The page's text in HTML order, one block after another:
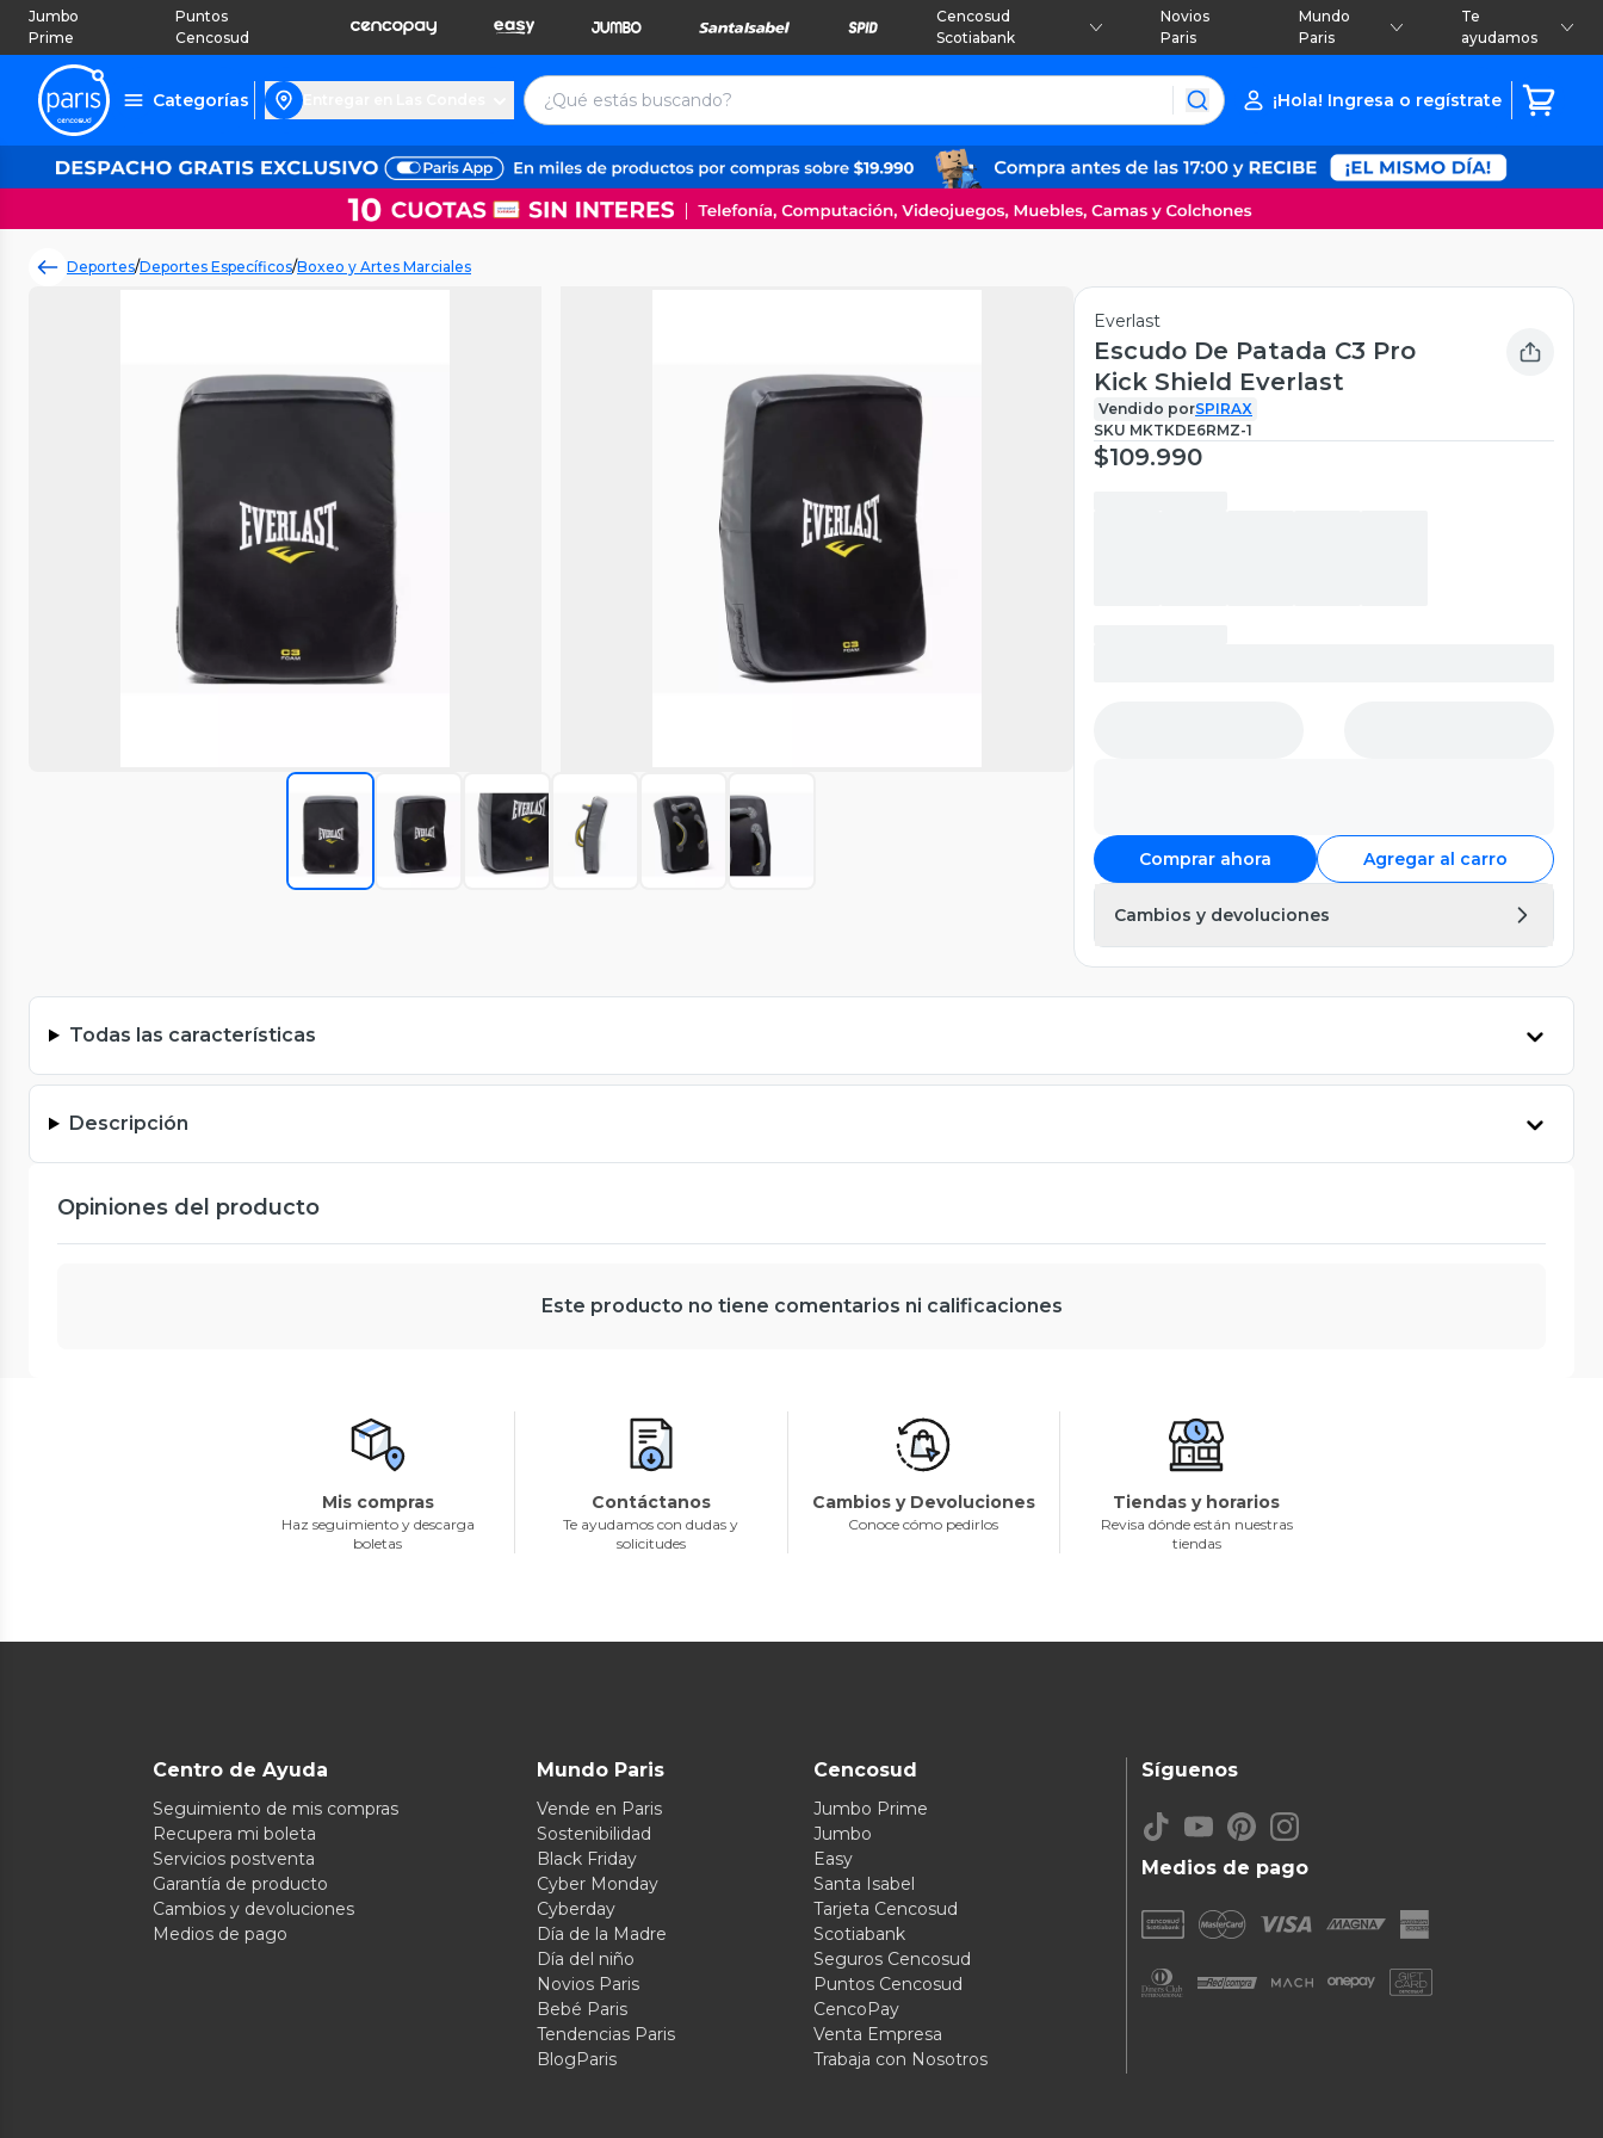
Jumbo
Prime
Puntos
Cencosud
Cencosud
Scotiabank
Novios
Paris
Mundo
Paris
Te
ayudamos
Categorías ¡Hola! Ingresa o regístrate
Deportes/Deportes Específicos/Boxeo y Artes Marciales
Everlast
Escudo De Patada C3 Pro
Kick Shield Everlast
Vendido porSPIRAX
SKU MKTKDE6RMZ-1
$109.990
Comprar ahora Agregar al carro
Cambios y devoluciones
Todas las características
Descripción
Opiniones del producto
Este producto no tiene comentarios ni calificaciones
Mis compras
Haz seguimiento y descarga
boletas
Contáctanos
Te ayudamos con dudas y
solicitudes
Cambios y Devoluciones
Conoce cómo pedirlos
Tiendas y horarios
Revisa dónde están nuestras
tiendas
Centro de Ayuda
Seguimiento de mis compras
Recupera mi boleta
Servicios postventa
Garantía de producto
Cambios y devoluciones
Medios de pago
Mundo Paris
Vende en Paris
Sostenibilidad
Black Friday
Cyber Monday
Cyberday
Día de la Madre
Día del niño
Novios Paris
Bebé Paris
Tendencias Paris
BlogParis
Cencosud
Jumbo Prime
Jumbo
Easy
Santa Isabel
Tarjeta Cencosud
Scotiabank
Seguros Cencosud
Puntos Cencosud
CencoPay
Venta Empresa
Trabaja con Nosotros
Medios de pago
Síguenos